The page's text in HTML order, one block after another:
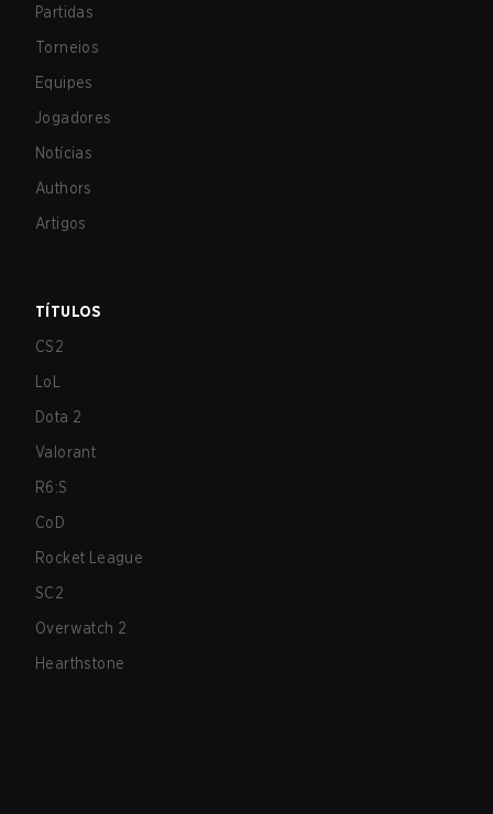
Partidas
Torneios
Equipes
Jogadores
Notícias
Authors
Artigos
TÍTULOS
CS2
LoL
Dota 2
Valorant
R6:S
CoD
Rocket League
SC2
Overwatch 2
Hearthstone